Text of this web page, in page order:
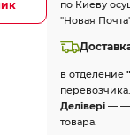
по Киеву
"Новая
в отделение
перевозчика.
Делівері— —
товара.